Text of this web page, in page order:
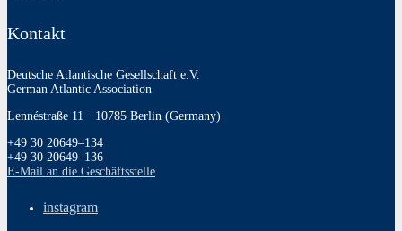
Kontakt
Deutsche Atlantische Gesellschaft e.V.
German Atlantic Association
Lennéstraße 11 · 10785 Berlin (Germany)
+49 30 20649–134
+49 30 20649–136
E‑Mail an die Geschäftsstelle
instagram